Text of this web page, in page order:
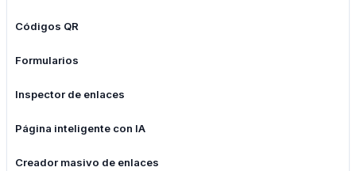
Códigos QR
Formularios
Inspector de enlaces
Página inteligente con IA
Creador masivo de enlaces